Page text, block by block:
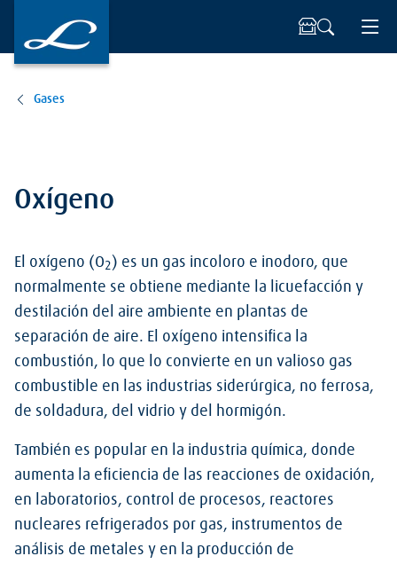
Gases
Oxígeno
El oxígeno (O2 ) es un gas incoloro e inodoro, que
normalmente se obtiene mediante la licuefacción y
destilación del aire ambiente en plantas de
separación de aire. El oxígeno intensifica la
combustión, lo que lo convierte en un valioso gas
combustible en las industrias siderúrgica, no ferrosa,
de soldadura, del vidrio y del hormigón.
También es popular en la industria química, donde
aumenta la eficiencia de las reacciones de oxidación,
en laboratorios, control de procesos, reactores
nucleares refrigerados por gas, instrumentos de
análisis de metales y en la producción de